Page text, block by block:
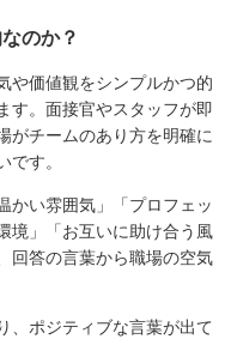
のか？
や価値観をシンプルかつ的
す。面接官やスタッフが即
がチームのあり方を明確に
です。
かい雰囲気」「プロフェッ
境」「お互いに助け合う風
回答の言葉から職場の空気
、ポジティブな言葉が出て